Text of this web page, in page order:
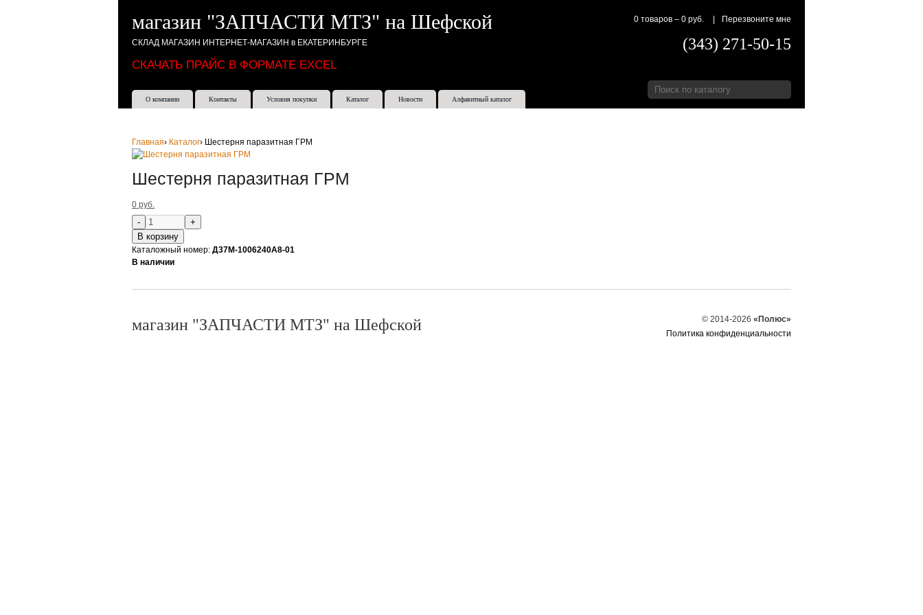
магазин "ЗАПЧАСТИ МТЗ" на Шефской
СКЛАД МАГАЗИН ИНТЕРНЕТ-МАГАЗИН в ЕКАТЕРИНБУРГЕ
0 товаров – 0 руб. Перезвоните мне
(343) 271-50-15
СКАЧАТЬ ПРАЙС В ФОРМАТЕ EXCEL
О компании Контакты Условия покупки Каталог Новости Алфавитный каталог
Главная› Каталог› Шестерня паразитная ГРМ
Шестерня паразитная ГРМ
0 руб.
В корзину
Каталожный номер: Д37М-1006240А8-01
В наличии
магазин "ЗАПЧАСТИ МТЗ" на Шефской © 2014-2026 «Полюс»
Политика конфиденциальности